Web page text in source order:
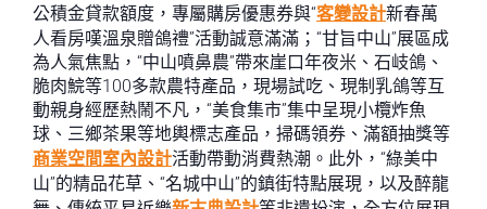
公積金貸款額度，專屬購房優惠券與“客變設計新春萬
人看房嘆溫泉贈鴿禮”活動誠意滿滿；“甘旨中山”展區成
為人氣焦點，“中山噴鼻農”帶來崖口年夜米、石岐鴿、
脆肉鯇等100多款農特產品，現場試吃、現制乳鴿等互
動親身經歷熱鬧不凡，“美食集市”集中呈現小欖炸魚
球、三鄉茶果等地輿標志產品，掃碼領券、滿額抽獎等
商業空間室內設計活動帶動消費熱潮。此外，“綠美中
山”的精品花草、“名城中山”的鎮街特點展現，以及醉龍